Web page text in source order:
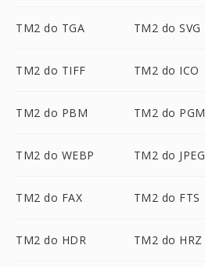
TM2 do TGA TM2 do SVG
TM2 do TIFF TM2 do ICO
TM2 do PBM TM2 do PGM
TM2 do WEBP TM2 do JPEG
TM2 do FAX TM2 do FTS
TM2 do HDR TM2 do HRZ